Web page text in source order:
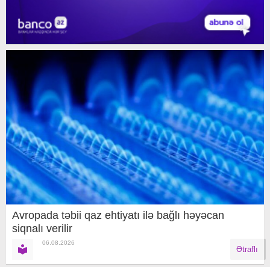
Avropada təbii qaz ehtiyatı ilə bağlı həyəcan
siqnalı verilir
06.08.2026
Ətraflı